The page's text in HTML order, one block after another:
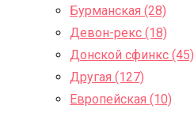
Бурманская (28)
Девон-рекс (18)
Донской сфинкс (45)
Другая (127)
Европейская (10)